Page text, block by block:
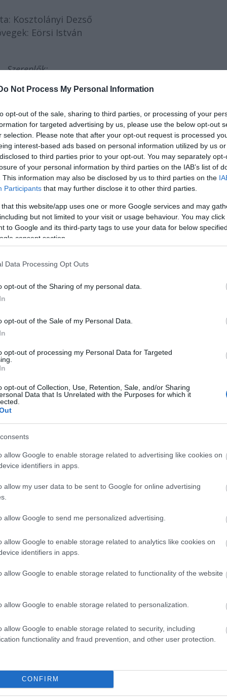
Not Process My Personal Information
opt-out of the sale, sharing to third parties, or processing of your
for targeted advertising by us, please use the below opt-out
selection. Please note that after your opt-out request is processed
interest-based ads based on personal information utilized by us
to third parties prior to your opt-out. You may separately
of your personal information by third parties on the IAB’s list of
This information may also be disclosed by us to third parties on the
Participants that may further disclose it to other third parties.
that this website/app uses one or more Google services and may
but not limited to your visit or usage behaviour. You may
to Google and its third-party tags to use your data for below
consent section.
Data Processing Opt Outs
opt-out of the Sharing of my personal data.
opt-out of the Sale of my Personal Data.
opt-out of processing my Personal Data for Targeted
opt-out of Collection, Use, Retention, Sale, and/or Sharing
Data that Is Unrelated with the Purposes for which it
allow Google to enable storage related to advertising like cookies on
identifiers in apps.
allow my user data to be sent to Google for online advertising
allow Google to send me personalized advertising.
allow Google to enable storage related to analytics like cookies on
identifiers in apps.
allow Google to enable storage related to functionality of the website
allow Google to enable storage related to personalization.
allow Google to enable storage related to security, including
functionality and fraud prevention, and other user protection.
CONFIRM
Kosztolányi Dezső
Eörsi István
Szereplők:
LECSŐ PÉTER
NAGY VIKTOR
NYÁRI OSZKÁR
KELEMEN JÓZSEF
KALMÁR TAMÁS
KOVÁCS ZSOLT
KOCSIS PÁL
NÉMEDI ÁRPÁD
VÉGH ZSOLT
KARÁCSONY TAMÁS
GYURICZA ISTVÁN
MÁRTON ESZTER
PETŐ KATA
KRISZTINA
TÓTH BÉLA
EKKERT MIKLÓS, SEBESI TAMÁS, BÁRÁNY
MÁRTON
Barbaram.v.,Eörsi István
Fodor Viola m.v.
Kristina
Mártonm.v.
Memlaur Imre
Hollósi Katalin
Csorba Mária
Réthly Attila
katzenjammer. Hogy ez a buli mi volt,
összejövetel, az majdnem mindegy. Mert már
helyszín jókora közös tér, lakás, klub vagy
elhanyagolt közösségi intézményekben
kicserélni őket. Mindvégig ez marad a
lakás, bordély, bíróság, börtön - az
ez a tartózkodási helye, többnyire
ballonkabátos-nadrágtartós-aktatáskás
Buli Közösségi Ház.
Csinálják és beszélnek róla.
esemény, hanem mindennapi rutin; miközben
a kártyaasztal mellől, élik családi vagy